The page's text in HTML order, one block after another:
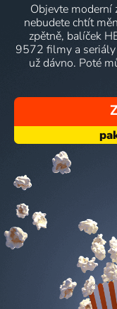
Objevte moderní
nebudete chtít
zpětně, balíček
9572 filmy a
už dávno. Poté